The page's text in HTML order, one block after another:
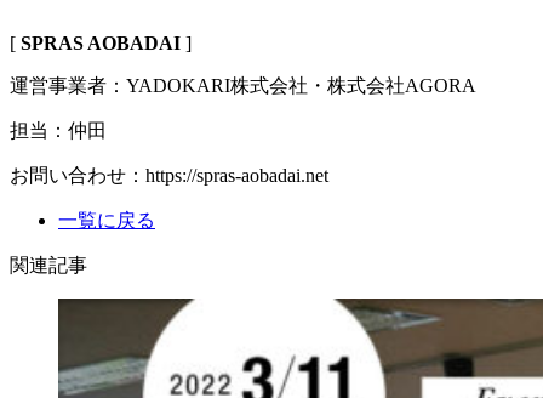
[ SPRAS AOBADAI ]
運営事業者：YADOKARI株式会社・株式会社AGORA
担当：仲田
お問い合わせ：https://spras-aobadai.net
一覧に戻る
関連記事